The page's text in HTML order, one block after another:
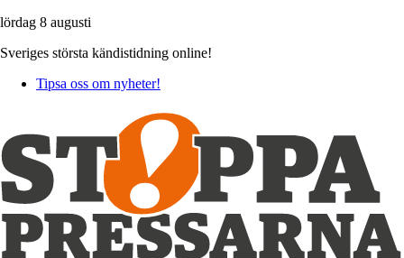
lördag 8 augusti
Sveriges största kändistidning online!
Tipsa oss om nyheter!